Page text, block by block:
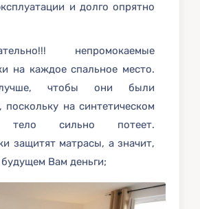
и долго опрятно
непромокаемые
на каждое спальное место.
чтобы они были
поскольку на синтетическом
тело сильно потеет.
защитят матрасы, а значит,
Вам деньги;